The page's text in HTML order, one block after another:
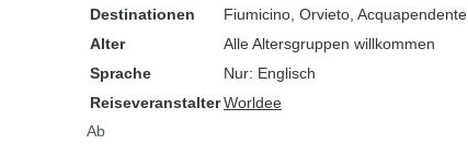
Destinationen
Fiumicino , Orvieto , Acquapendente
Alter
Alle Altersgruppen willkommen
Sprache
Nur: Englisch
ReiseveranstalterWorldee
Ab